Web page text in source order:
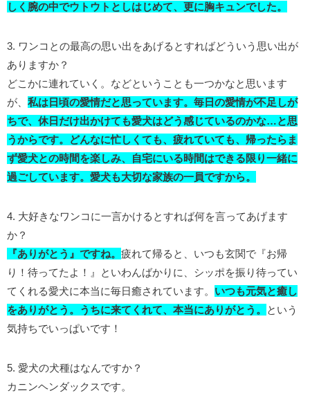
しく腕の中でウトウトとしはじめて、更に胸キュンでした。
3. ワンコとの最高の思い出をあげるとすればどういう思い出が
ありますか？
どこかに連れていく。などということも一つかなと思います
が、 私は日頃の愛情だと思っています。毎日の愛情が不足しが
ちで、休日だけ出かけても愛犬はどう感じているのかな…と思
うからです。どんなに忙しくても、疲れていても、帰ったらま
ず愛犬との時間を楽しみ、自宅にいる時間はできる限り一緒に
過ごしています。愛犬も大切な家族の一員ですから。
4. 大好きなワンコに一言かけるとすれば何を言ってあげます
か？
『ありがとう』ですね。 疲れて帰ると、いつも玄関で『お帰
り！待ってたよ！』といわんばかりに、シッポを振り待ってい
てくれる愛犬に本当に毎日癒されています。 いつも元気と癒し
をありがとう。うちに来てくれて、本当にありがとう。
という
気持ちでいっぱいです！
5. 愛犬の犬種はなんですか？
カニンヘンダックスです。